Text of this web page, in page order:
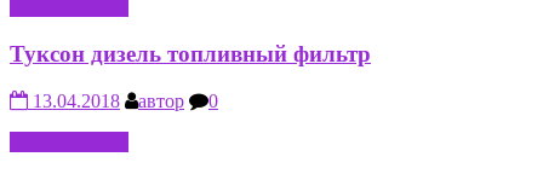
Туксон дизель топливный фильтр
13.04.2018 автор
0